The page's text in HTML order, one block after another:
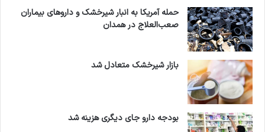
حمله آمریکا به انبار شیرخشک و داروهای بیماران
صعب‌العلاج در همدان
بازار شیرخشک متعادل شد
بودجه دارو جای دیگری هزینه شد